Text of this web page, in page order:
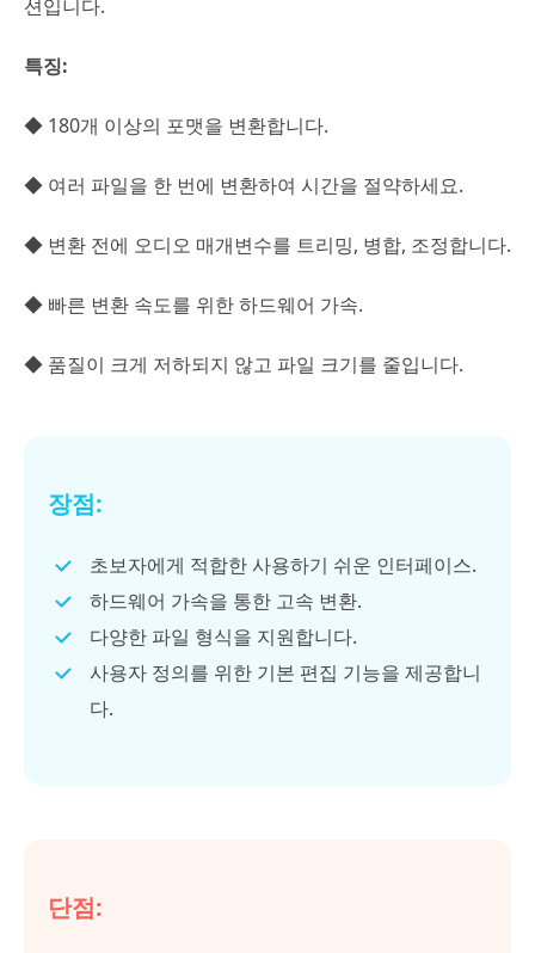
션입니다.
특징:
◆ 180개 이상의 포맷을 변환합니다.
◆ 여러 파일을 한 번에 변환하여 시간을 절약하세요.
◆ 변환 전에 오디오 매개변수를 트리밍, 병합, 조정합니다.
◆ 빠른 변환 속도를 위한 하드웨어 가속.
◆ 품질이 크게 저하되지 않고 파일 크기를 줄입니다.
장점:
초보자에게 적합한 사용하기 쉬운 인터페이스.
하드웨어 가속을 통한 고속 변환.
다양한 파일 형식을 지원합니다.
사용자 정의를 위한 기본 편집 기능을 제공합니
다.
단점: